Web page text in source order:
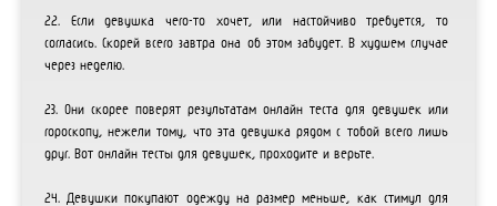
22. Если девушка чего-то хочет, или настойчиво требуется, то
согласись. Скорей всего завтра она об этом забудет. В худшем случае
через неделю.
23. Они скорее поверят результатам онлайн теста для девушек или
гороскопу, нежели тому, что эта девушка рядом с тобой всего лишь
друг. Вот онлайн тесты для девушек, проходите и верьте.
24. Девушки покупают одежду на размер меньше, как стимул для